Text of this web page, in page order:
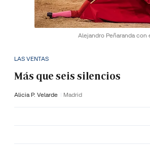
Alejandro Peñaranda con
LAS VENTAS
Más que seis silencios
Alicia P. Velarde Madrid